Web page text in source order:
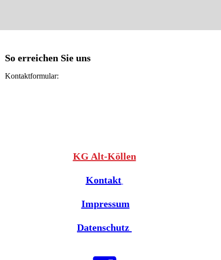
So erreichen Sie uns
Kontaktformular:
KG Alt-Köllen
Kontakt
Impressum
Datenschutz